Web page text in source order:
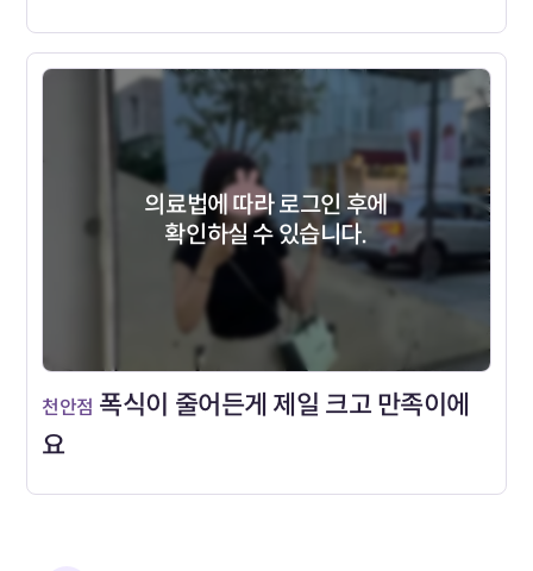
의료법에 따라 로그인 후에
확인하실 수 있습니다.
천안점 폭식이 줄어든게 제일 크고 만족이에
요